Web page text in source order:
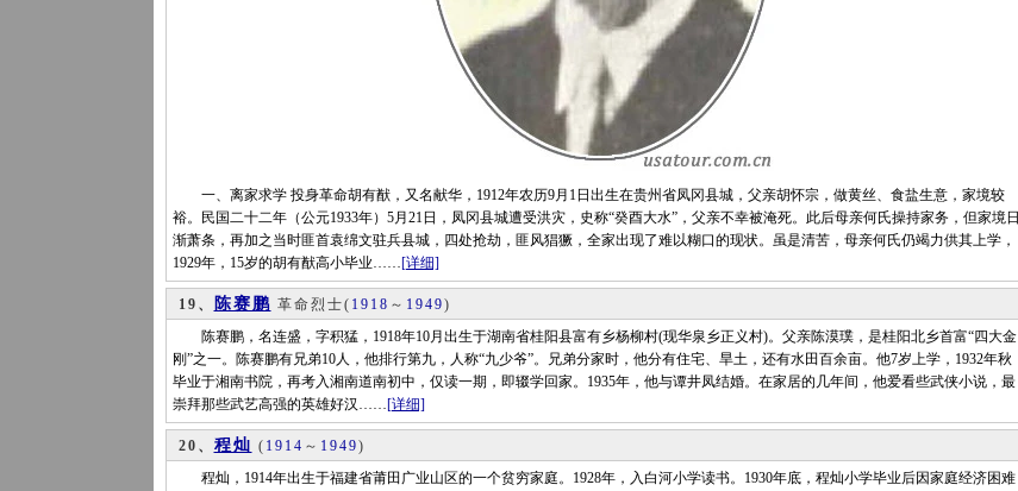
一、离家求学 投身革命胡有猷，又名献华，1912年农历9月1日出生在贵州省凤冈县城，父亲胡怀宗，做黄丝、食盐生意，家境较
裕。民国二十二年（公元1933年）5月21日，凤冈县城遭受洪灾，史称“癸酉大水”，父亲不幸被淹死。此后母亲何氏操持家务，但家境日
渐萧条，再加之当时匪首袁绵文驻兵县城，四处抢劫，匪风猖獗，全家出现了难以糊口的现状。虽是清苦，母亲何氏仍竭力供其上学，
1929年，15岁的胡有猷高小毕业……[详细]
19、 陈赛鹏 革命烈士( 1918 ～ 1949)
陈赛鹏，名连盛，字积猛，1918年10月出生于湖南省桂阳县富有乡杨柳村(现华泉乡正义村)。父亲陈漠璞，是桂阳北乡首富“四大金
刚”之一。陈赛鹏有兄弟10人，他排行第九，人称“九少爷”。兄弟分家时，他分有住宅、旱土，还有水田百余亩。他7岁上学，1932年秋
毕业于湘南书院，再考入湘南道南初中，仅读一期，即辍学回家。1935年，他与谭井凤结婚。在家居的几年间，他爱看些武侠小说，最
崇拜那些武艺高强的英雄好汉……[详细]
20、 程灿 ( 1914 ～ 1949)
程灿，1914年出生于福建省莆田广业山区的一个贫穷家庭。1928年，入白河小学读书。1930年底，程灿小学毕业后因家庭经济困难